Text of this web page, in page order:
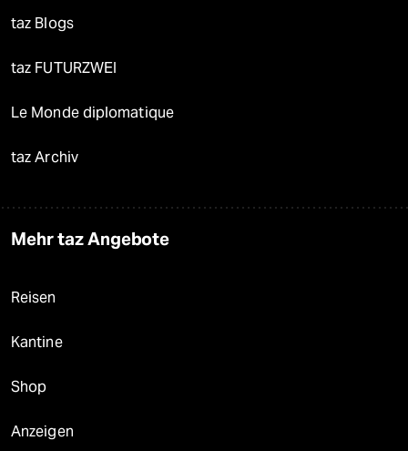
taz Blogs
taz FUTURZWEI
Le Monde diplomatique
taz Archiv
Mehr taz Angebote
Reisen
Kantine
Shop
Anzeigen